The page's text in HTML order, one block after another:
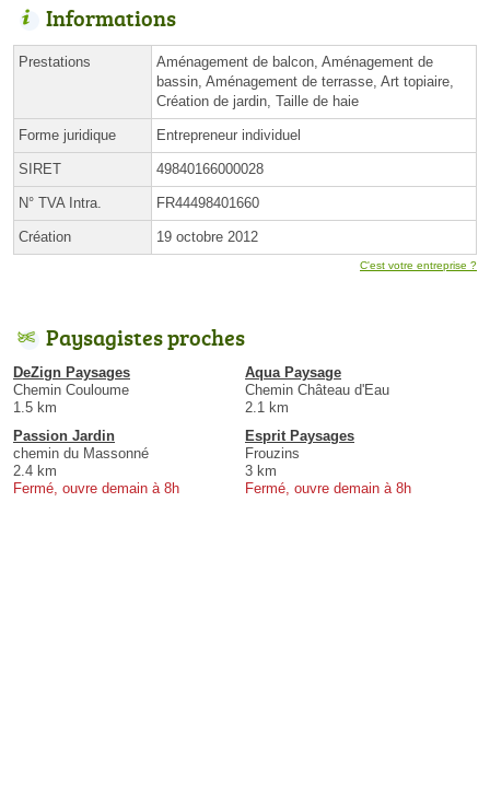
Informations
Prestations
Aménagement de balcon, Aménagement de
bassin, Aménagement de terrasse, Art topiaire,
Création de jardin, Taille de haie
Forme juridique Entrepreneur individuel
SIRET 49840166000028
N° TVA Intra. FR44498401660
Création 19 octobre 2012
C'est votre entreprise ?
Paysagistes proches
DeZign Paysages
Chemin Couloume
1.5 km
Aqua Paysage
Chemin Château d'Eau
2.1 km
Passion Jardin
chemin du Massonné
2.4 km
Fermé, ouvre demain à 8h
Esprit Paysages
Frouzins
3 km
Fermé, ouvre demain à 8h